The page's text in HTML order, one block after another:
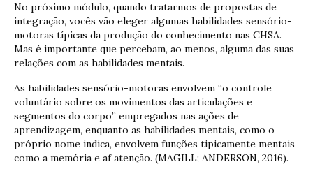
No próximo módulo, quando tratarmos de propostas de
integração, vocês vão eleger algumas habilidades sensório-
motoras típicas da produção do conhecimento nas CHSA.
Mas é importante que percebam, ao menos, alguma das suas
relações com as habilidades mentais.
As habilidades sensório-motoras envolvem “o controle
voluntário sobre os movimentos das articulações e
segmentos do corpo” empregados nas ações de
aprendizagem, enquanto as habilidades mentais, como o
próprio nome indica, envolvem funções tipicamente mentais
como a memória e af atenção. (MAGILL; ANDERSON, 2016).